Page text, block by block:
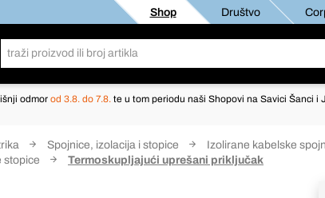
Shop Društvo
odmor od 3.8. do 7.8. te u tom periodu naši Shopovi na Savici Šanci
Spojnice, izolacija i stopice
Izolirane kabelske
stopice
Termoskupljajući uprešani priključak